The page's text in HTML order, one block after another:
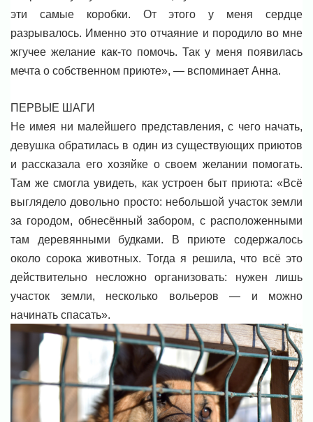
эти самые коробки. От этого у меня сердце
разрывалось. Именно это отчаяние и породило во мне
жгучее желание как-то помочь. Так у меня появилась
мечта о собственном приюте», — вспоминает Анна.
ПЕРВЫЕ ШАГИ
Не имея ни малейшего представления, с чего начать,
девушка обратилась в один из существующих приютов
и рассказала его хозяйке о своем желании помогать.
Там же смогла увидеть, как устроен быт приюта: «Всё
выглядело довольно просто: небольшой участок земли
за городом, обнесённый забором, с расположенными
там деревянными будками. В приюте содержалось
около сорока животных. Тогда я решила, что всё это
действительно несложно организовать: нужен лишь
участок земли, несколько вольеров — и можно
начинать спасать».